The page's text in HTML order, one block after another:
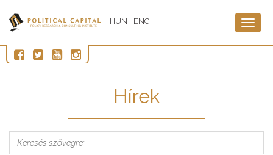
HUN ENG
Hírek